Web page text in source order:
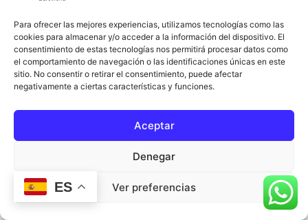
Para ofrecer las mejores experiencias, utilizamos tecnologías como las
cookies para almacenar y/o acceder a la información del dispositivo. El
consentimiento de estas tecnologías nos permitirá procesar datos como
el comportamiento de navegación o las identificaciones únicas en este
sitio. No consentir o retirar el consentimiento, puede afectar
negativamente a ciertas características y funciones.
Aceptar
Denegar
Ver preferencias
ES